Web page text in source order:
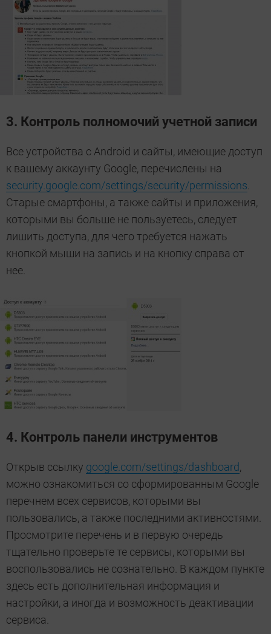
3. Контроль полномочий учетной записи
Все устройства с Android и сайты, имеющие доступ
к вашему аккаунту Google, перечислены на
security.google.com/settings/security/permissions.
Старые смартфоны, а также сайты и приложения,
которыми вы больше не пользуетесь, следует
лишить доступа, для чего требуется нажать
кнопкой мыши на запись и на кнопку справа от
нее.
4. Контроль панели инструментов
Открыв ссылку google.com/settings/dashboard,
можно ознакомиться со сформированным Google
перечнем всех сервисов, которыми вы
пользовались, а также последними активностями.
Просмотрите перечень и в первую очередь
тщательно проверьте те сервисы, которыми вы
воспользовались не сознательно. В каждом пункте
здесь есть дополнительная информация и
настройки, а иногда и возможность деактивации
сервиса.